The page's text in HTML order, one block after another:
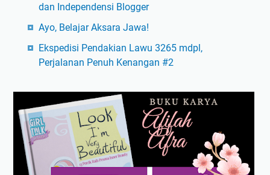
dan Independensi Blogger
Ayo, Belajar Aksara Jawa!
Ekspedisi Pendakian Lawu 3265 mdpl,
Perjalanan Penuh Kenangan #2